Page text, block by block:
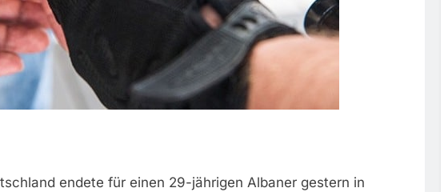
endete für einen 29-jährigen Albaner gestern in